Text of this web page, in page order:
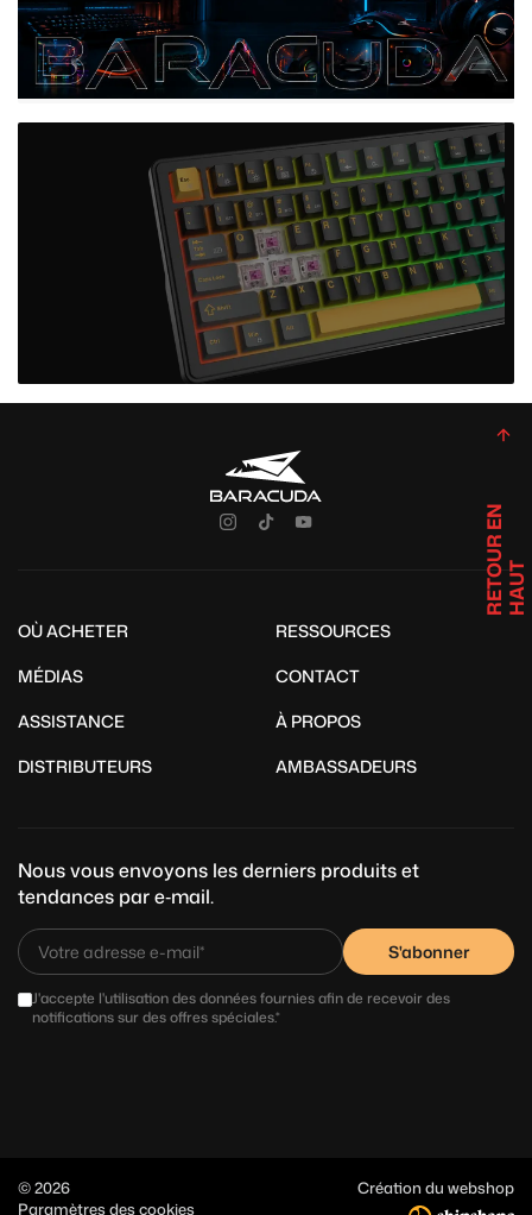
OÙ ACHETER
RESSOURCES
MÉDIAS
CONTACT
ASSISTANCE
À PROPOS
DISTRIBUTEURS
AMBASSADEURS
Nous vous envoyons les derniers produits et
tendances par e‑mail.
S'abonner
J'accepte l'utilisation des données fournies afin de recevoir des
notifications sur des offres spéciales.*
R
E
TO
U
R
E
N
H
A
UT
© 2026
Paramètres des cookies
Création du webshop